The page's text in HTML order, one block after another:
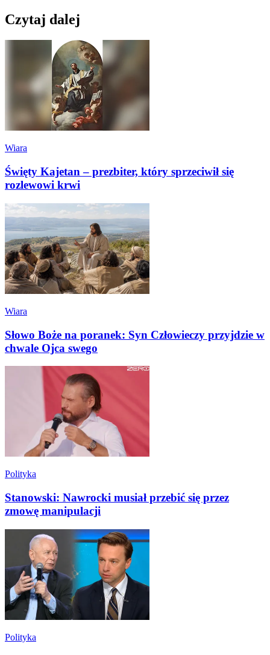
Czytaj dalej
Wiara
Święty Kajetan – prezbiter, który sprzeciwił się
rozlewowi krwi
Wiara
Słowo Boże na poranek: Syn Człowieczy przyjdzie w
chwale Ojca swego
Polityka
Stanowski: Nawrocki musiał przebić się przez
zmowę manipulacji
Polityka